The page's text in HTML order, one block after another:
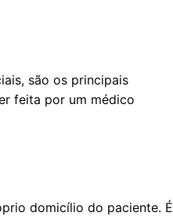
são os principais
feita por um médico
domicílio do paciente. É